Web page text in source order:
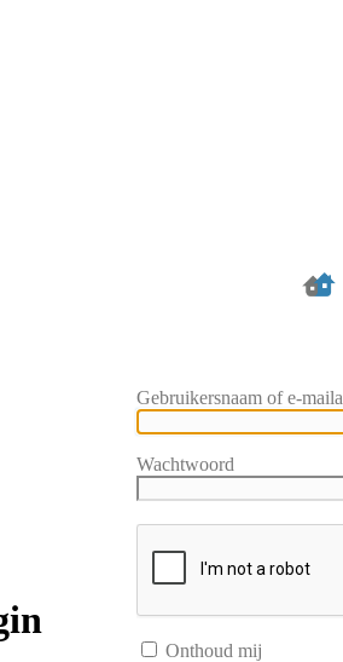
Gebruikersnaam of e-
Wachtwoord
Onthoud mij